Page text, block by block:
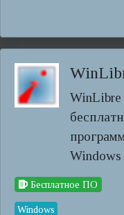
WinLibre
Windows
Бесплатное ПО
Windows